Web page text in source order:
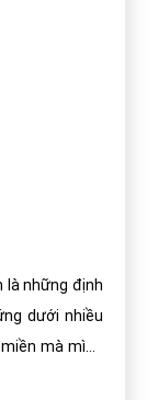
là những định
dưới nhiều
mà mình